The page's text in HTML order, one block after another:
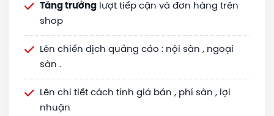
Tăng trưởng lượt tiếp cận và đơn hàng trên
shop
Lên chiến dịch quảng cáo : nội sàn , ngoại
sàn .
Lên chi tiết cách tính giá bán , phí sàn , lợi
nhuận